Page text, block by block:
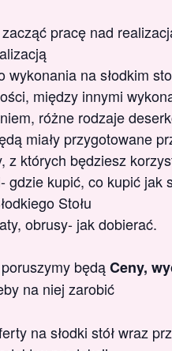
pracę nad
wykonania na słodkim
między innymi
różne rodzaje
miały przygotowane
z których będziesz
gdzie kupić, co kupić jak
Stołu
obrusy- jak dobierać.
będąCeny,
na niej zarobić
na słodki stół wraz